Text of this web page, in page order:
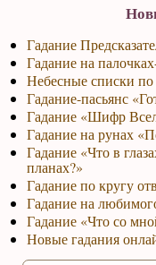
Гадание
Гадание на
Небесные списки
Гадание-пасьянс
Гадание «Шифр
Гадание на рунах
Гадание «Что в
планах?»
Гадание по кругу
Гадание на
Гадание «Что со
Новые гадания